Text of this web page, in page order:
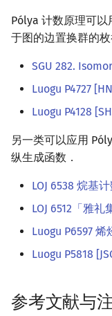
Pólya 计数原理可以
于图的边置换群的枚
SGU 282.
Luogu P4727
Luogu P4128
另一类可以应用
纵生成函数．
LOJ 6538 烷基
LOJ 6512「雅
Luogu P6597 烯
Luogu P5818
参考文献与